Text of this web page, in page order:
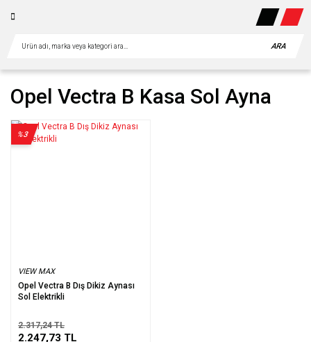
ARA
Opel Vectra B Kasa Sol Ayna
VIEW MAX
Opel Vectra B Dış Dikiz Aynası
Sol Elektrikli
%3
2.317,24 TL
2.247,73 TL